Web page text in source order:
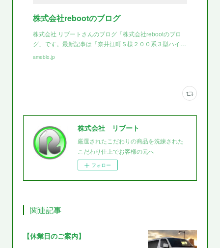
株式会社rebootのブログ
株式会社 リブートさんのブログ「株式会社rebootのブロ
グ」です。最新記事は「奈井江町Ｓ様２００系３型ハイ…
ameblo.jp
株式会社 リブート
厳選されたこだわりの商品を洗練された
こだわり仕上でお客様の元へ
フォロー
関連記事
【休業日のご案内】